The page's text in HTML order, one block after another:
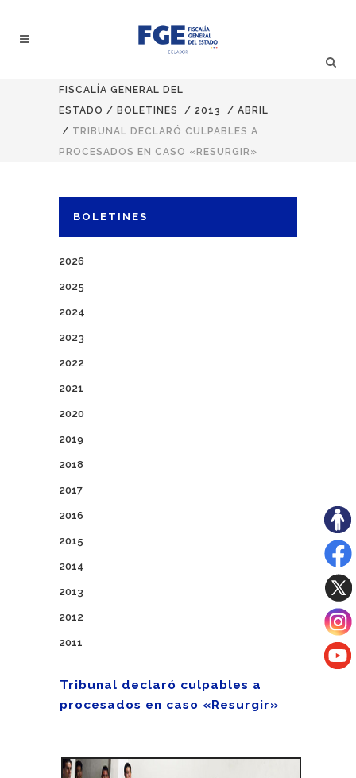
FISCALÍA GENERAL DEL
ESTADO / BOLETINES / 2013 / ABRIL
/ TRIBUNAL DECLARÓ CULPABLES A
PROCESADOS EN CASO «RESURGIR»
BOLETINES
2026
2025
2024
2023
2022
2021
2020
2019
2018
2017
2016
2015
2014
2013
2012
2011
Tribunal declaró culpables a
procesados en caso «Resurgir»